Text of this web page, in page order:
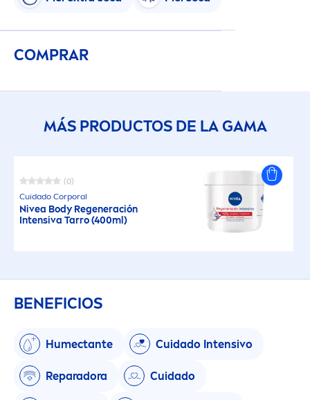
COMPRAR
MÁS PRODUCTOS DE LA GAMA
(0)
Cuidado Corporal
Nivea Body Regeneración
Intensiva Tarro (400ml)
BENEFICIOS
Humectante Cuidado Intensivo
Reparadora Cuidado